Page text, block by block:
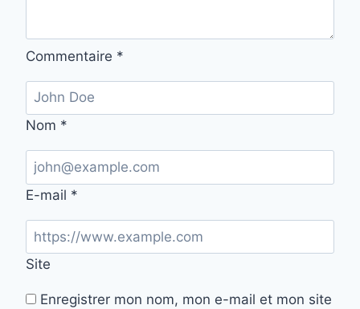
Commentaire *
Nom *
E-mail *
Site
Enregistrer mon nom, mon e-mail et mon site